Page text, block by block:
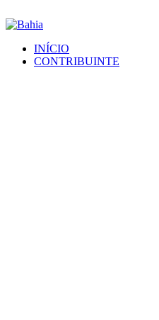
INÍCIO
CONTRIBUINTE